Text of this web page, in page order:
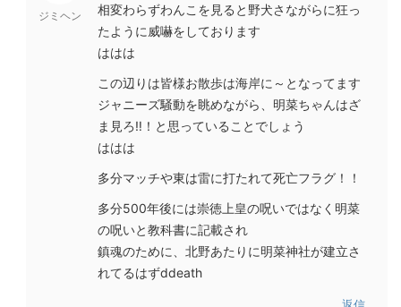
ジミヘン
相変わらずわんこを見ると野犬さながらに狂っ
たように威嚇をしております
ははは
この辺りは皆様お散歩は海岸に～となってます
ジャニーズ騒動を眺めながら、明菜ちゃんはざ
ま見ろ‼！と思っていることでしょう
ははは
多分マッチや東は雷に打たれて死亡フラグ！！
多分500年後には崇徳上皇の呪いではなく明菜
の呪いと教科書に記載され
鎮魂のために、北野あたりに明菜神社が建立さ
れてるはずddeath
返信